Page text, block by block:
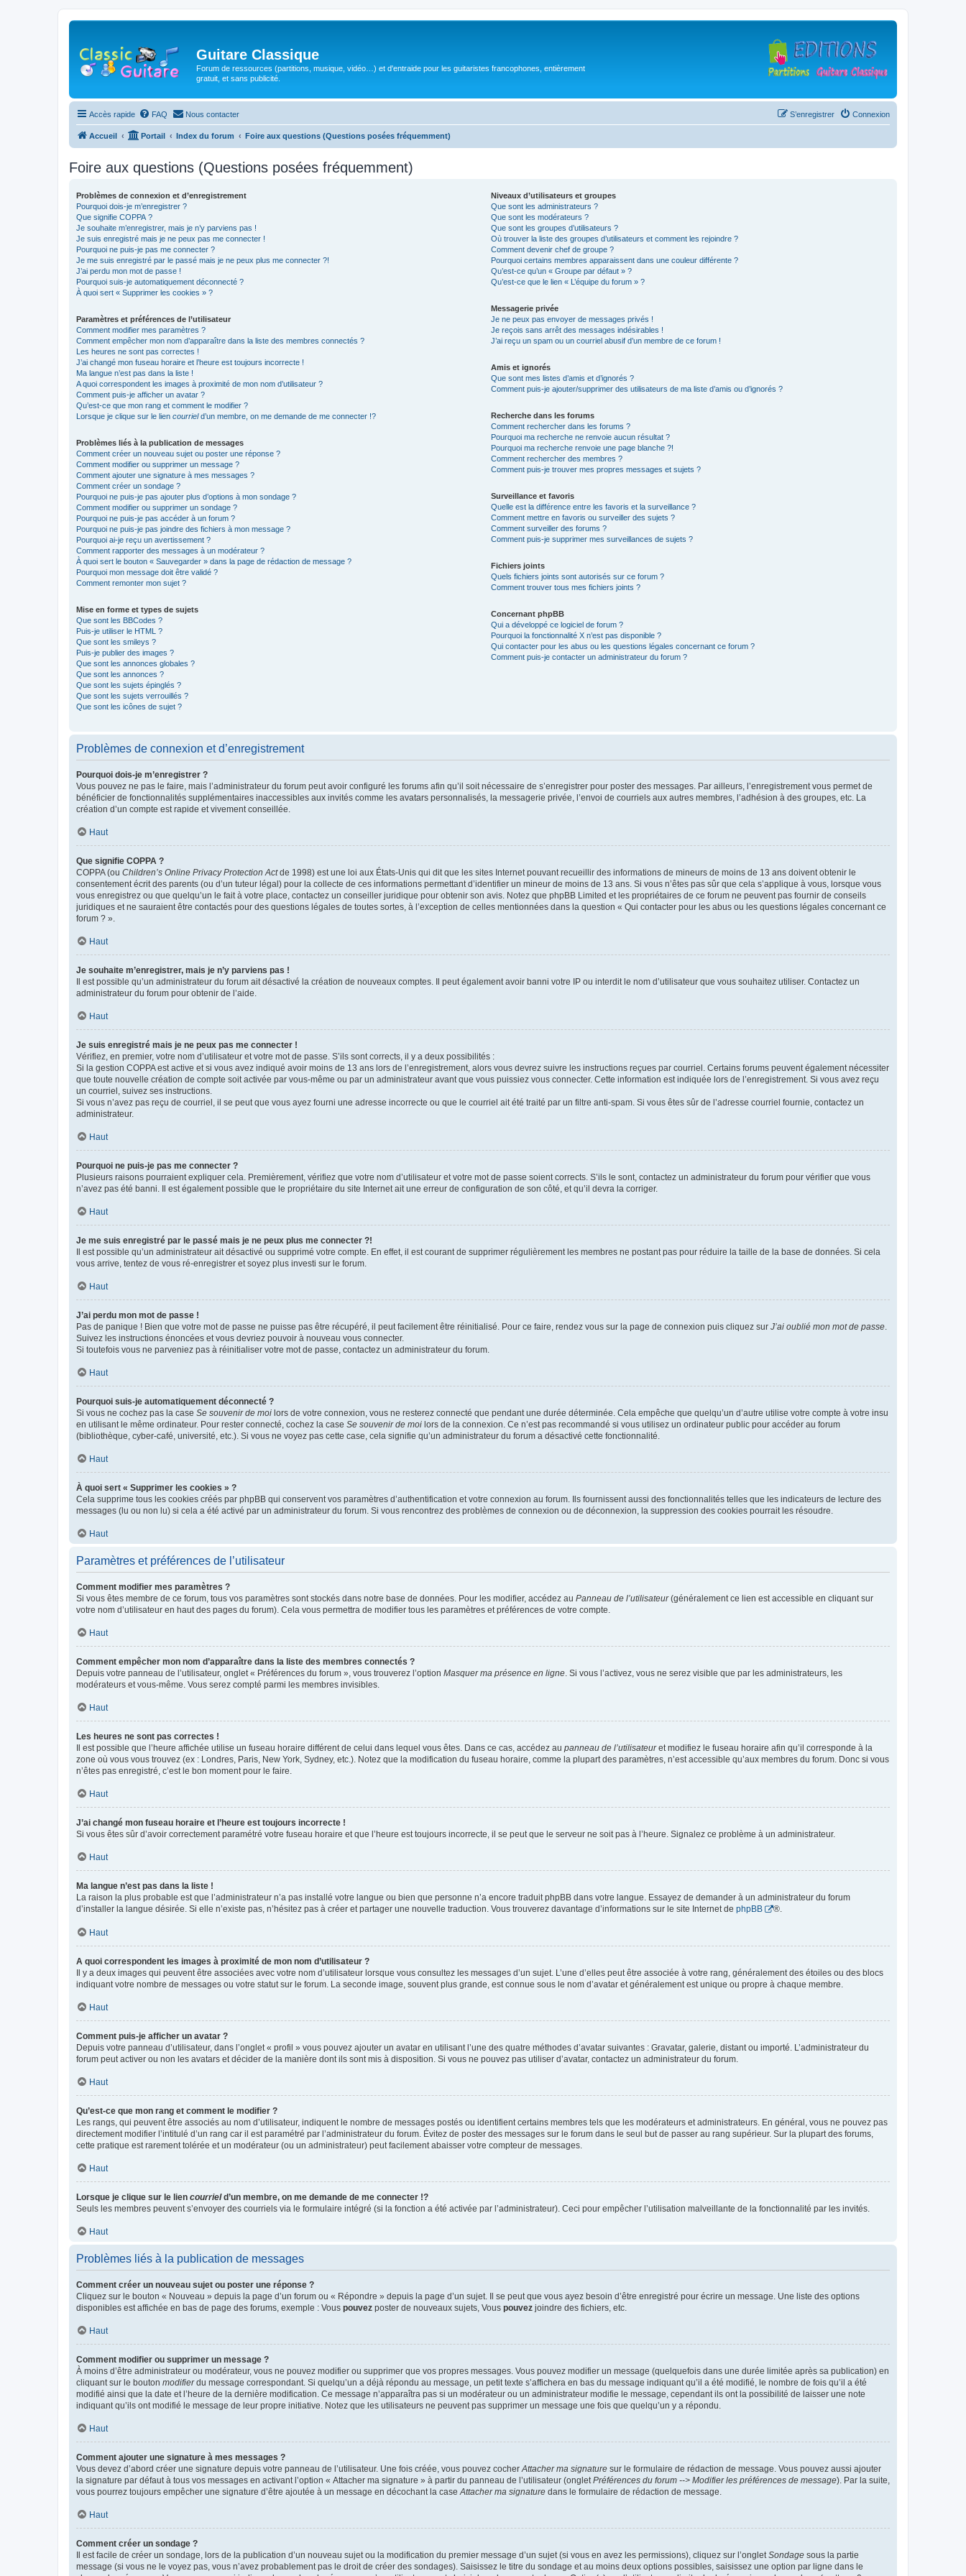
Guitare Classique
Forum de ressources (partitions, musique, vidéo…) et d'entraide pour les guitaristes francophones, entièrement
gratuit, et sans publicité.
Accès rapide FAQ Nous contacter Connexion
S’enregistrer
Accueil Portail Index du forum Foire aux questions (Questions posées fréquemment)
Foire aux questions (Questions posées fréquemment)
Problèmes de connexion et d’enregistrement
Pourquoi dois-je m’enregistrer ?
Que signifie COPPA ?
Je souhaite m’enregistrer, mais je n’y parviens pas !
Je suis enregistré mais je ne peux pas me connecter !
Pourquoi ne puis-je pas me connecter ?
Je me suis enregistré par le passé mais je ne peux plus me connecter ?!
J’ai perdu mon mot de passe !
Pourquoi suis-je automatiquement déconnecté ?
À quoi sert « Supprimer les cookies » ?
Paramètres et préférences de l’utilisateur
Comment modifier mes paramètres ?
Comment empêcher mon nom d’apparaître dans la liste des membres connectés ?
Les heures ne sont pas correctes !
J’ai changé mon fuseau horaire et l’heure est toujours incorrecte !
Ma langue n’est pas dans la liste !
A quoi correspondent les images à proximité de mon nom d’utilisateur ?
Comment puis-je afficher un avatar ?
Qu’est-ce que mon rang et comment le modifier ?
Lorsque je clique sur le lien courrield’un membre, on me demande de me connecter !?
Problèmes liés à la publication de messages
Comment créer un nouveau sujet ou poster une réponse ?
Comment modifier ou supprimer un message ?
Comment ajouter une signature à mes messages ?
Comment créer un sondage ?
Pourquoi ne puis-je pas ajouter plus d’options à mon sondage ?
Comment modifier ou supprimer un sondage ?
Pourquoi ne puis-je pas accéder à un forum ?
Pourquoi ne puis-je pas joindre des fichiers à mon message ?
Pourquoi ai-je reçu un avertissement ?
Comment rapporter des messages à un modérateur ?
À quoi sert le bouton « Sauvegarder » dans la page de rédaction de message ?
Pourquoi mon message doit être validé ?
Comment remonter mon sujet ?
Mise en forme et types de sujets
Que sont les BBCodes ?
Puis-je utiliser le HTML ?
Que sont les smileys ?
Puis-je publier des images ?
Que sont les annonces globales ?
Que sont les annonces ?
Que sont les sujets épinglés ?
Que sont les sujets verrouillés ?
Que sont les icônes de sujet ?
Niveaux d’utilisateurs et groupes
Que sont les administrateurs ?
Que sont les modérateurs ?
Que sont les groupes d’utilisateurs ?
Où trouver la liste des groupes d’utilisateurs et comment les rejoindre ?
Comment devenir chef de groupe ?
Pourquoi certains membres apparaissent dans une couleur différente ?
Qu’est-ce qu’un « Groupe par défaut » ?
Qu’est-ce que le lien « L’équipe du forum » ?
Messagerie privée
Je ne peux pas envoyer de messages privés !
Je reçois sans arrêt des messages indésirables !
J’ai reçu un spam ou un courriel abusif d’un membre de ce forum !
Amis et ignorés
Que sont mes listes d’amis et d’ignorés ?
Comment puis-je ajouter/supprimer des utilisateurs de ma liste d’amis ou d’ignorés ?
Recherche dans les forums
Comment rechercher dans les forums ?
Pourquoi ma recherche ne renvoie aucun résultat ?
Pourquoi ma recherche renvoie une page blanche ?!
Comment rechercher des membres ?
Comment puis-je trouver mes propres messages et sujets ?
Surveillance et favoris
Quelle est la différence entre les favoris et la surveillance ?
Comment mettre en favoris ou surveiller des sujets ?
Comment surveiller des forums ?
Comment puis-je supprimer mes surveillances de sujets ?
Fichiers joints
Quels fichiers joints sont autorisés sur ce forum ?
Comment trouver tous mes fichiers joints ?
Concernant phpBB
Qui a développé ce logiciel de forum ?
Pourquoi la fonctionnalité X n’est pas disponible ?
Qui contacter pour les abus ou les questions légales concernant ce forum ?
Comment puis-je contacter un administrateur du forum ?
Problèmes de connexion et d’enregistrement
Pourquoi dois-je m’enregistrer ?
Vous pouvez ne pas le faire, mais l’administrateur du forum peut avoir configuré les forums afin qu’il soit nécessaire de s’enregistrer pour poster des messages. Par ailleurs, l’enregistrement vous permet de
bénéficier de fonctionnalités supplémentaires inaccessibles aux invités comme les avatars personnalisés, la messagerie privée, l’envoi de courriels aux autres membres, l’adhésion à des groupes, etc. La
création d’un compte est rapide et vivement conseillée.
Haut
Que signifie COPPA ?
COPPA (ou Children’s Online Privacy Protection Actde 1998) est une loi aux États-Unis qui dit que les sites Internet pouvant recueillir des informations de mineurs de moins de 13 ans doivent obtenir le
consentement écrit des parents (ou d’un tuteur légal) pour la collecte de ces informations permettant d’identifier un mineur de moins de 13 ans. Si vous n’êtes pas sûr que cela s’applique à vous, lorsque vous
vous enregistrez ou que quelqu’un le fait à votre place, contactez un conseiller juridique pour obtenir son avis. Notez que phpBB Limited et les propriétaires de ce forum ne peuvent pas fournir de conseils
juridiques et ne sauraient être contactés pour des questions légales de toutes sortes, à l’exception de celles mentionnées dans la question « Qui contacter pour les abus ou les questions légales concernant ce
forum ? ».
Haut
Je souhaite m’enregistrer, mais je n’y parviens pas !
Il est possible qu’un administrateur du forum ait désactivé la création de nouveaux comptes. Il peut également avoir banni votre IP ou interdit le nom d’utilisateur que vous souhaitez utiliser. Contactez un
administrateur du forum pour obtenir de l’aide.
Haut
Je suis enregistré mais je ne peux pas me connecter !
Vérifiez, en premier, votre nom d’utilisateur et votre mot de passe. S’ils sont corrects, il y a deux possibilités :
Si la gestion COPPA est active et si vous avez indiqué avoir moins de 13 ans lors de l’enregistrement, alors vous devrez suivre les instructions reçues par courriel. Certains forums peuvent également nécessiter
que toute nouvelle création de compte soit activée par vous-même ou par un administrateur avant que vous puissiez vous connecter. Cette information est indiquée lors de l’enregistrement. Si vous avez reçu
un courriel, suivez ses instructions.
Si vous n’avez pas reçu de courriel, il se peut que vous ayez fourni une adresse incorrecte ou que le courriel ait été traité par un filtre anti-spam. Si vous êtes sûr de l’adresse courriel fournie, contactez un
administrateur.
Haut
Pourquoi ne puis-je pas me connecter ?
Plusieurs raisons pourraient expliquer cela. Premièrement, vérifiez que votre nom d’utilisateur et votre mot de passe soient corrects. S’ils le sont, contactez un administrateur du forum pour vérifier que vous
n’avez pas été banni. Il est également possible que le propriétaire du site Internet ait une erreur de configuration de son côté, et qu’il devra la corriger.
Haut
Je me suis enregistré par le passé mais je ne peux plus me connecter ?!
Il est possible qu’un administrateur ait désactivé ou supprimé votre compte. En effet, il est courant de supprimer régulièrement les membres ne postant pas pour réduire la taille de la base de données. Si cela
vous arrive, tentez de vous ré-enregistrer et soyez plus investi sur le forum.
Haut
J’ai perdu mon mot de passe !
Pas de panique ! Bien que votre mot de passe ne puisse pas être récupéré, il peut facilement être réinitialisé. Pour ce faire, rendez vous sur la page de connexion puis cliquez sur J’ai oublié mon mot de passe.
Suivez les instructions énoncées et vous devriez pouvoir à nouveau vous connecter.
Si toutefois vous ne parveniez pas à réinitialiser votre mot de passe, contactez un administrateur du forum.
Haut
Pourquoi suis-je automatiquement déconnecté ?
Si vous ne cochez pas la case Se souvenir de moi lors de votre connexion, vous ne resterez connecté que pendant une durée déterminée. Cela empêche que quelqu’un d’autre utilise votre compte à votre insu
en utilisant le même ordinateur. Pour rester connecté, cochez la case Se souvenir de moi lors de la connexion. Ce n’est pas recommandé si vous utilisez un ordinateur public pour accéder au forum
(bibliothèque, cyber-café, université, etc.). Si vous ne voyez pas cette case, cela signifie qu’un administrateur du forum a désactivé cette fonctionnalité.
Haut
À quoi sert « Supprimer les cookies » ?
Cela supprime tous les cookies créés par phpBB qui conservent vos paramètres d’authentification et votre connexion au forum. Ils fournissent aussi des fonctionnalités telles que les indicateurs de lecture des
messages (lu ou non lu) si cela a été activé par un administrateur du forum. Si vous rencontrez des problèmes de connexion ou de déconnexion, la suppression des cookies pourrait les résoudre.
Haut
Paramètres et préférences de l’utilisateur
Comment modifier mes paramètres ?
Si vous êtes membre de ce forum, tous vos paramètres sont stockés dans notre base de données. Pour les modifier, accédez au Panneau de l’utilisateur(généralement ce lien est accessible en cliquant sur
votre nom d’utilisateur en haut des pages du forum). Cela vous permettra de modifier tous les paramètres et préférences de votre compte.
Haut
Comment empêcher mon nom d’apparaître dans la liste des membres connectés ?
Depuis votre panneau de l’utilisateur, onglet « Préférences du forum », vous trouverez l’option Masquer ma présence en ligne. Si vous l’activez, vous ne serez visible que par les administrateurs, les
modérateurs et vous-même. Vous serez compté parmi les membres invisibles.
Haut
Les heures ne sont pas correctes !
Il est possible que l’heure affichée utilise un fuseau horaire différent de celui dans lequel vous êtes. Dans ce cas, accédez au panneau de l’utilisateuret modifiez le fuseau horaire afin qu’il corresponde à la
zone où vous vous trouvez (ex : Londres, Paris, New York, Sydney, etc.). Notez que la modification du fuseau horaire, comme la plupart des paramètres, n’est accessible qu’aux membres du forum. Donc si vous
n’êtes pas enregistré, c’est le bon moment pour le faire.
Haut
J’ai changé mon fuseau horaire et l’heure est toujours incorrecte !
Si vous êtes sûr d’avoir correctement paramétré votre fuseau horaire et que l’heure est toujours incorrecte, il se peut que le serveur ne soit pas à l’heure. Signalez ce problème à un administrateur.
Haut
Ma langue n’est pas dans la liste !
La raison la plus probable est que l’administrateur n’a pas installé votre langue ou bien que personne n’a encore traduit phpBB dans votre langue. Essayez de demander à un administrateur du forum
d’installer la langue désirée. Si elle n’existe pas, n’hésitez pas à créer et partager une nouvelle traduction. Vous trouverez davantage d’informations sur le site Internet de phpBB ®.
Haut
A quoi correspondent les images à proximité de mon nom d’utilisateur ?
Il y a deux images qui peuvent être associées avec votre nom d’utilisateur lorsque vous consultez les messages d’un sujet. L’une d’elles peut être associée à votre rang, généralement des étoiles ou des blocs
indiquant votre nombre de messages ou votre statut sur le forum. La seconde image, souvent plus grande, est connue sous le nom d’avatar et généralement est unique ou propre à chaque membre.
Haut
Comment puis-je afficher un avatar ?
Depuis votre panneau d’utilisateur, dans l’onglet « profil » vous pouvez ajouter un avatar en utilisant l’une des quatre méthodes d’avatar suivantes : Gravatar, galerie, distant ou importé. L’administrateur du
forum peut activer ou non les avatars et décider de la manière dont ils sont mis à disposition. Si vous ne pouvez pas utiliser d’avatar, contactez un administrateur du forum.
Haut
Qu’est-ce que mon rang et comment le modifier ?
Les rangs, qui peuvent être associés au nom d’utilisateur, indiquent le nombre de messages postés ou identifient certains membres tels que les modérateurs et administrateurs. En général, vous ne pouvez pas
directement modifier l’intitulé d’un rang car il est paramétré par l’administrateur du forum. Évitez de poster des messages sur le forum dans le seul but de passer au rang supérieur. Sur la plupart des forums,
cette pratique est rarement tolérée et un modérateur (ou un administrateur) peut facilement abaisser votre compteur de messages.
Haut
Lorsque je clique sur le lien courrield’un membre, on me demande de me connecter !?
Seuls les membres peuvent s’envoyer des courriels via le formulaire intégré (si la fonction a été activée par l’administrateur). Ceci pour empêcher l’utilisation malveillante de la fonctionnalité par les invités.
Haut
Problèmes liés à la publication de messages
Comment créer un nouveau sujet ou poster une réponse ?
Cliquez sur le bouton « Nouveau » depuis la page d’un forum ou « Répondre » depuis la page d’un sujet. Il se peut que vous ayez besoin d’être enregistré pour écrire un message. Une liste des options
disponibles est affichée en bas de page des forums, exemple : Vous pouvez poster de nouveaux sujets, Vous pouvez joindre des fichiers, etc.
Haut
Comment modifier ou supprimer un message ?
À moins d’être administrateur ou modérateur, vous ne pouvez modifier ou supprimer que vos propres messages. Vous pouvez modifier un message (quelquefois dans une durée limitée après sa publication) en
cliquant sur le bouton modifierdu message correspondant. Si quelqu’un a déjà répondu au message, un petit texte s’affichera en bas du message indiquant qu’il a été modifié, le nombre de fois qu’il a été
modifié ainsi que la date et l’heure de la dernière modification. Ce message n’apparaîtra pas si un modérateur ou un administrateur modifie le message, cependant ils ont la possibilité de laisser une note
indiquant qu’ils ont modifié le message de leur propre initiative. Notez que les utilisateurs ne peuvent pas supprimer un message une fois que quelqu’un y a répondu.
Haut
Comment ajouter une signature à mes messages ?
Vous devez d’abord créer une signature depuis votre panneau de l’utilisateur. Une fois créée, vous pouvez cocherAttacher ma signature sur le formulaire de rédaction de message. Vous pouvez aussi ajouter
la signature par défaut à tous vos messages en activant l’option « Attacher ma signature » à partir du panneau de l’utilisateur (ongletPréférences du forum --> Modifier les préférences de message). Par la suite,
vous pourrez toujours empêcher une signature d’être ajoutée à un message en décochant la caseAttacher ma signature dans le formulaire de rédaction de message.
Haut
Comment créer un sondage ?
Il est facile de créer un sondage, lors de la publication d’un nouveau sujet ou la modification du premier message d’un sujet (si vous en avez les permissions), cliquez sur l’ongletSondage sous la partie
message (si vous ne le voyez pas, vous n’avez probablement pas le droit de créer des sondages). Saisissez le titre du sondage et au moins deux options possibles, saisissez une option par ligne dans le